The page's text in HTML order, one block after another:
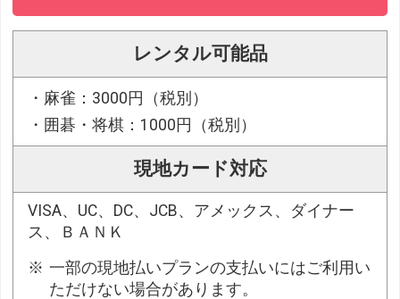
レンタル可能品
・麻雀：3000円（税別）
・囲碁・将棋：1000円（税別）
現地カード対応
VISA、UC、DC、JCB、アメックス、ダイナー
ス、ＢＡＮＫ
一部の現地払いプランの支払いにはご利用い
ただけない場合があります。